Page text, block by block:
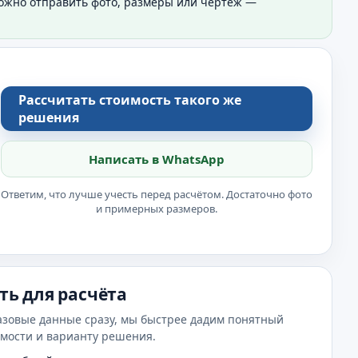
Рассчитать стоимость такого же
решения
Написать в WhatsApp
Ответим, что лучше учесть перед расчётом. Достаточно фото
и примерных размеров.
для расчёта
данные сразу, мы быстрее дадим понятный
и варианту решения.